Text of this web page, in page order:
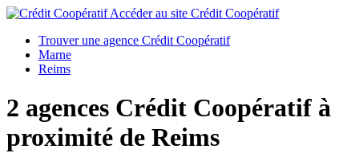
Accéder au site Crédit Coopératif
Trouver une agence Crédit Coopératif
Marne
Reims
2 agences Crédit Coopératif à
proximité de Reims